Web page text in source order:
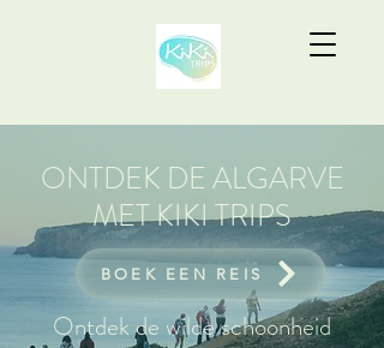
ONTDEK DE ALGARVE
MET KIKI TRIPS
BOEK EEN REIS
Ontdek de wilde schoonheid